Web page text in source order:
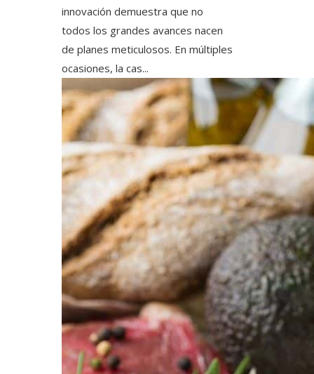
innovación demuestra que no
todos los grandes avances nacen
de planes meticulosos. En múltiples
ocasiones, la cas...